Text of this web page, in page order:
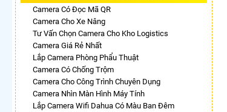
Camera Có Đọc Mã QR
Camera Cho Xe Nâng
Tư Vấn Chọn Camera Cho Kho Logistics
Camera Giá Rẻ Nhất
Lắp Camera Phòng Phẩu Thuật
Camera Có Chống Trộm
Camera Cho Công Trình Chuyên Dụng
Camera Nhìn Màn Hình Máy Tính
Lắp Camera Wifi Dahua Có Màu Ban Đêm